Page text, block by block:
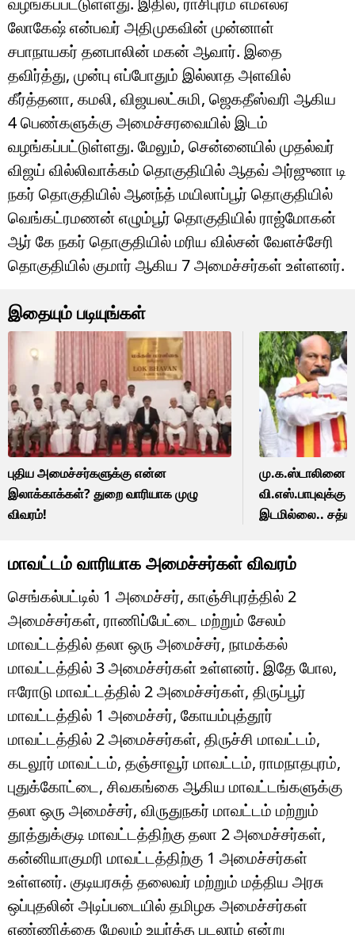
லோகேஷ் என்பவர் அதிமுகவின் முன்னாள்
சபாநாயகர் தனபாலின் மகன் ஆவார். இதை
தவிர்த்து, முன்பு எப்போதும் இல்லாத அளவில்
கீர்த்தனா, கமலி, விஜயலட்சுமி, ஜெகதீஸ்வரி ஆகிய
4 பெண்களுக்கு அமைச்சரவையில் இடம்
வழங்கப்பட்டுள்ளது. மேலும், சென்னையில் முதல்வர்
விஜய் வில்லிவாக்கம் தொகுதியில் ஆதவ் அர்ஜுனா டி
நகர் தொகுதியில் ஆனந்த் மயிலாப்பூர் தொகுதியில்
வெங்கட்ரமணன் எழும்பூர் தொகுதியில் ராஜ்மோகன்
ஆர் கே நகர் தொகுதியில் மரிய வில்சன் வேளச்சேரி
தொகுதியில் குமார் ஆகிய 7 அமைச்சர்கள் உள்ளனர்.
இதையும் படியுங்கள்
புதிய அமைச்சர்களுக்கு என்ன
இலாக்காக்கள்? துறை வாரியாக முழு
விவரம்!
மு.க.ஸ்டாலினை
இடமில்லை..
மாவட்டம் வாரியாக அமைச்சர்கள் விவரம்
செங்கல்பட்டில் 1 அமைச்சர், காஞ்சிபுரத்தில் 2
அமைச்சர்கள், ராணிப்பேட்டை மற்றும் சேலம்
மாவட்டத்தில் தலா ஒரு அமைச்சர், நாமக்கல்
மாவட்டத்தில் 3 அமைச்சர்கள் உள்ளனர். இதே போல,
ஈரோடு மாவட்டத்தில் 2 அமைச்சர்கள், திருப்பூர்
மாவட்டத்தில் 1 அமைச்சர், கோயம்புத்தூர்
மாவட்டத்தில் 2 அமைச்சர்கள், திருச்சி மாவட்டம்,
கடலூர் மாவட்டம், தஞ்சாவூர் மாவட்டம், ராமநாதபுரம்,
புதுக்கோட்டை, சிவகங்கை ஆகிய மாவட்டங்களுக்கு
தலா ஒரு அமைச்சர், விருதுநகர் மாவட்டம் மற்றும்
தூத்துக்குடி மாவட்டத்திற்கு தலா 2 அமைச்சர்கள்,
கன்னியாகுமரி மாவட்டத்திற்கு 1 அமைச்சர்கள்
உள்ளனர். குடியரசுத் தலைவர் மற்றும் மத்திய அரசு
ஒப்புதலின் அடிப்படையில் தமிழக அமைச்சர்கள்
எண்ணிக்கை மேலும் உயர்த்த படலாம் என்று